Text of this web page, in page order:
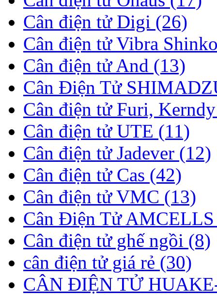
Cân điện tử Digi (26)
Cân điện tử Vibra
Cân điện tử And (13)
Cân Điện Tử
Cân điện tử Furi,
Cân điện tử UTE (11)
Cân điện tử Jadever (12)
Cân điện tử Cas (42)
Cân điện tử VMC (13)
Cân Điện Tử
Cân điện tử ghế ngồi (8)
cân điện tử giá rẻ (30)
CÂN ĐIỆN TỬ